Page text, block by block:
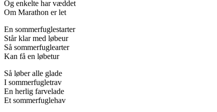
Og enkelte har væddet
Om Marathon er let
En sommerfuglestarter
Står klar med løbeur
Så sommerfuglearter
Kan få en løbetur
Så løber alle glade
I sommerfugletrav
En herlig farvelade
Et sommerfuglehav